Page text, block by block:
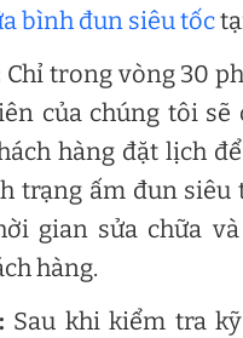
bình đun siêu tốc
Chỉ trong vòng 30
của chúng tôi sẽ
hàng đặt lịch
trạng ấm đun siêu
gian sửa chữa
hàng.
Sau khi kiểm tra